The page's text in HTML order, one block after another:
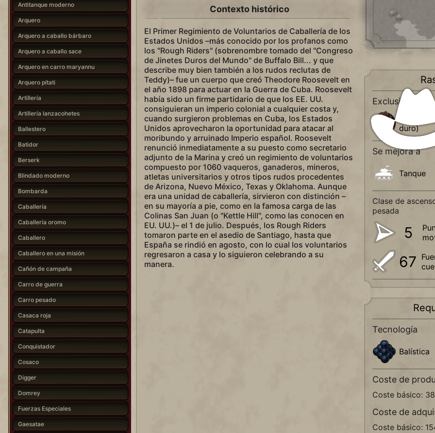
Antitanque moderno
Arquero
Arquero a caballo bárbaro
Arquero a caballo sace
Arquero en carro maryannu
Arquero pítati
Artillería
Artillería lanzacohetes
Ballestero
Batidor
Berserk
Blindado moderno
Bombarda
Caballería
Caballería oromo
Caballero
Caballero en una misión
Cañón de campaña
Carro de guerra
Carro pesado
Casaca roja
Catapulta
Conquistador
Cosaco
Digger
Domrey
Fuerzas Especiales
Gaesatae
Contexto histórico
El Primer Regimiento de Voluntarios de Caballería de los
Estados Unidos –más conocido por los profanos como
los "Rough Riders" (sobrenombre tomado del "Congreso
de Jinetes Duros del Mundo" de Buffalo Bill... y que
describe muy bien también a los rudos reclutas de
Teddy)– fue un cuerpo que creó Theodore Roosevelt en
el año 1898 para actuar en la Guerra de Cuba. Roosevelt
había sido un firme partidario de que los EE. UU.
consiguieran un imperio colonial a cualquier costa y,
cuando surgieron problemas en Cuba, los Estados
Unidos aprovecharon la oportunidad para atacar al
moribundo y arruinado Imperio español. Roosevelt
renunció inmediatamente a su puesto como secretario
adjunto de la Marina y creó un regimiento de voluntarios
compuesto por 1060 vaqueros, ganaderos, mineros,
atletas universitarios y otros tipos rudos procedentes
de Arizona, Nuevo México, Texas y Oklahoma. Aunque
era una unidad de caballería, sirvieron con distinción –
en su mayoría a pie, como en la famosa carga de las
Colinas San Juan (o "Kettle Hill", como las conocen en
EU. UU.)– el 1 de julio. Después, los Rough Riders
tomaron parte en el asedio de Santiago, hasta que
España se rindió en agosto, con lo cual los voluntarios
regresaron a casa y lo siguieron celebrando a su
manera.
Exclusivo de
duro)
Se mejora a
Tanque
Clase de
pesada
5
67
Tecnología
Balística
Coste de
Coste básico:
Coste de
Coste básico: